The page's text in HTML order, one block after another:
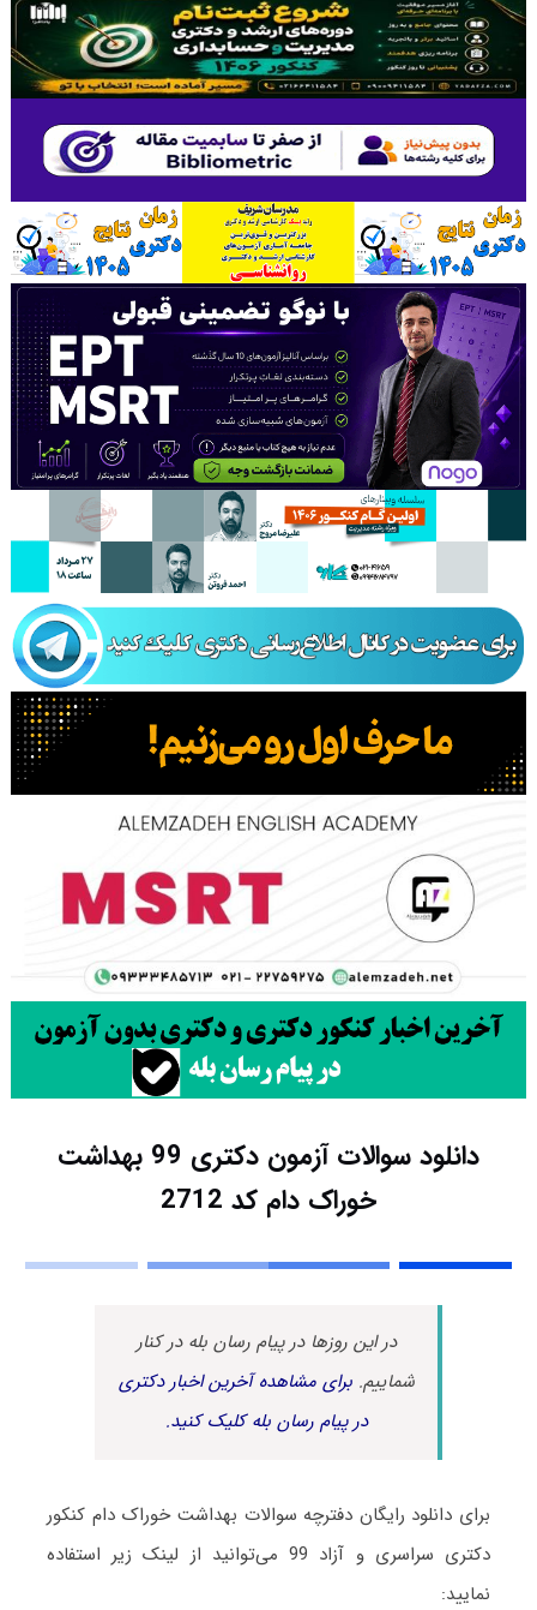
دانلود سوالات آزمون دکتری 99 بهداشت
خوراک دام کد 2712
در این روزها در پیام رسان بله در کنار
شماییم.برای مشاهده آخرین اخبار دکتری
در پیام رسان بله کلیک کنید.
برای دانلود رایگان دفترچه سوالات بهداشت خوراک دام کنکور
دکتری سراسری و آزاد 99 می‌توانید از لینک زیر استفاده
نمایید: